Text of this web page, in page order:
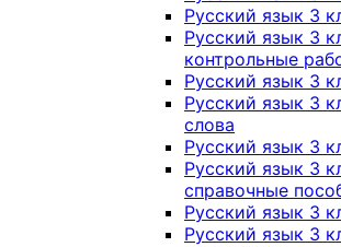
Русский язык 3
Русский язык 3
контрольные
Русский язык 3
Русский язык 3
слова
Русский язык 3
Русский язык 3
справочные
Русский язык 3
Русский язык 3